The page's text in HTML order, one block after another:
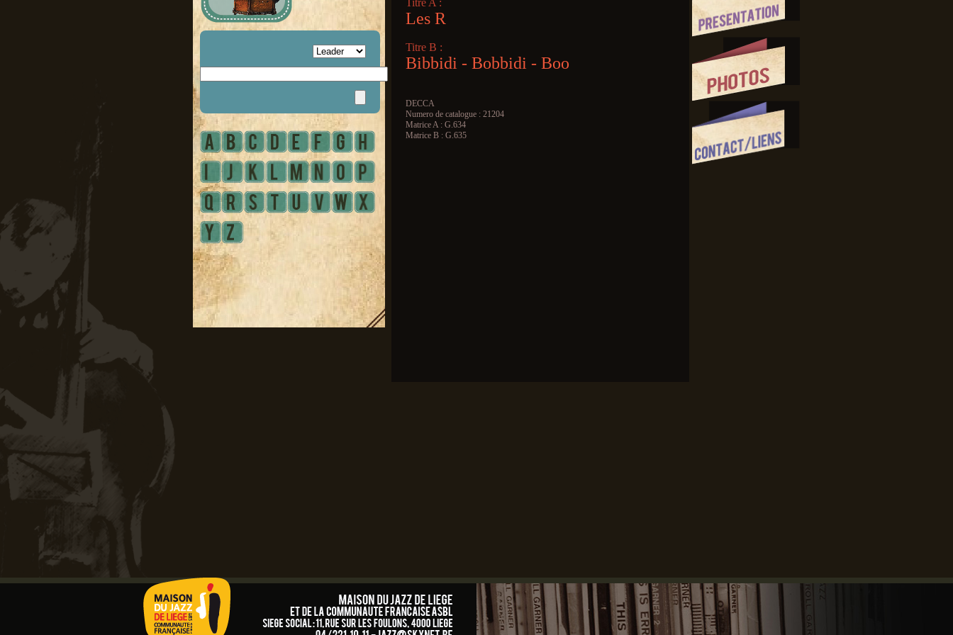
Titre A :
Les R
Titre B :
Bibbidi - Bobbidi - Boo
DECCA
Numero de catalogue : 21204
Matrice A : G.634
Matrice B : G.635